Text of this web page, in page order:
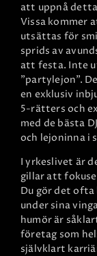
att uppnå
Vissa kommer
utsättas för
sprids av
att festa. Inte
"partylejon".
en exklusiv
5-rätters och
med de bästa
och lejoninna i
I yrkeslivet är
gillar att
Du gör det
under sina
humör är
företag som
självklart